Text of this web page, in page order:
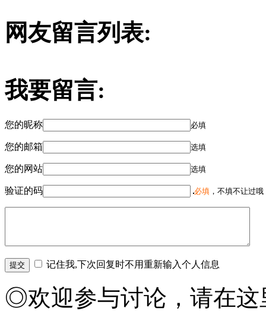
网友留言列表:
我要留言:
您的昵称 必填
您的邮箱 选填
您的网站 选填
验证的码 必填 ，不填不让过
记住我,下次回复时不用重新输入个人信息
◎欢迎参与讨论，请在这